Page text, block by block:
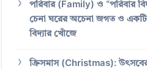
পরিবার (Family) ও “পরিবার
চেনা ঘরের অচেনা জগত ও একটি
বিদ্যার খোঁজে
ক্রিসমাস (Christmas):